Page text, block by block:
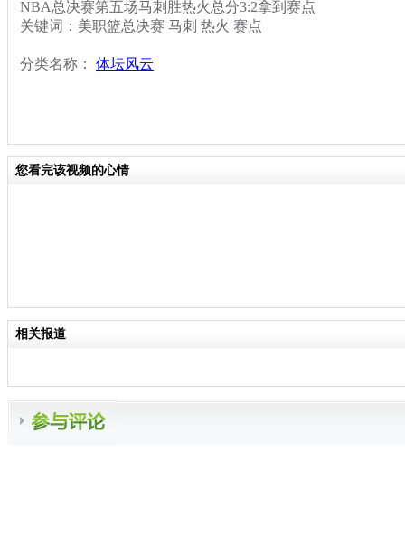
NBA总决赛第五场马刺胜热火总分3:2拿到赛点
关键词：美职篮总决赛 马刺 热火 赛点
分类名称： 体坛风云
您看完该视频的心情
相关报道